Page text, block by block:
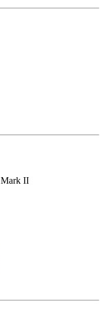
Mark II